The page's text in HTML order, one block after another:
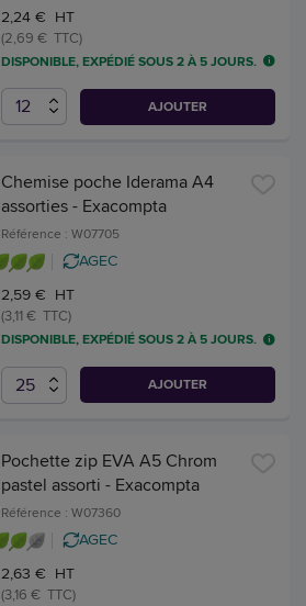
2,24 € HT
(2,69 € TTC)
DISPONIBLE, EXPÉDIÉ SOUS 2 À 5 JOURS.
AJOUTER
Chemise poche Iderama A4
assorties - Exacompta
Référence : W07705
AGEC
2,59 € HT
(3,11 € TTC)
DISPONIBLE, EXPÉDIÉ SOUS 2 À 5 JOURS.
AJOUTER
Pochette zip EVA A5 Chrom
pastel assorti - Exacompta
Référence : W07360
AGEC
2,63 € HT
(3,16 € TTC)